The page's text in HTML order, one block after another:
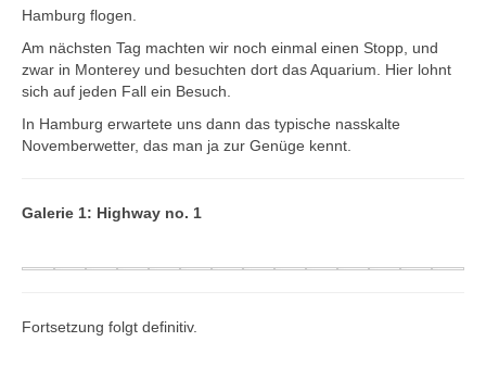
Hamburg flogen.
Am nächsten Tag machten wir noch einmal einen Stopp, und
zwar in Monterey und besuchten dort das Aquarium. Hier lohnt
sich auf jeden Fall ein Besuch.
In Hamburg erwartete uns dann das typische nasskalte
Novemberwetter, das man ja zur Genüge kennt.
Galerie 1: Highway no. 1
Fortsetzung folgt definitiv.